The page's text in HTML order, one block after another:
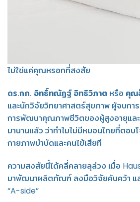
ไม่ใช่แค่คุณหรอกที่สงสัย
ดร.กภ. อิทธิ์ทณัฏฐ์ อิทธิวิภาต หรือ คุณ
และนักวิจัยวิทยาศาสตร์สุขภาพ ผู้จบก
การพัฒนาคุณภาพชีวิตของผู้สูงอายุแล
มานานแล้ว ว่าทำไมไม่มีหมอนไทยที่ตอบ
กายภาพบำบัดและคนไข้เสียที
ความสงสัยนี้ได้คลี่คลายลุล่วง เมื่อ
มาพัฒนาผลิตภัณฑ์ ลงมือวิจัยค้นคว้า แ
“A-side”